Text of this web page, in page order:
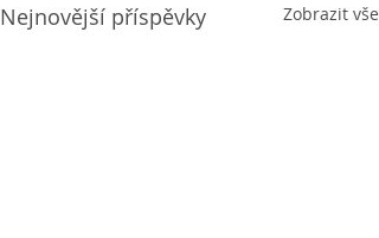
Nejnovější příspěvky Zobrazit vše